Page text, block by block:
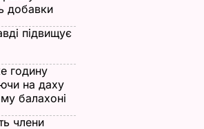
добавки
підвищує
годину
на даху
балахоні
члени